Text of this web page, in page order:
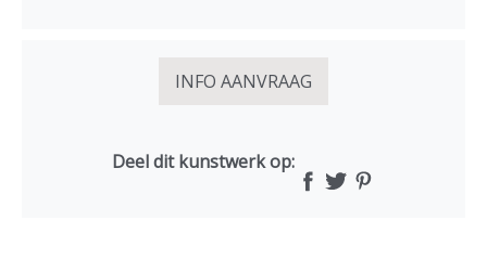
INFO AANVRAAG
Deel dit kunstwerk op: